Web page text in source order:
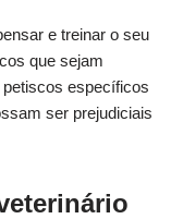
e treinar o seu
que sejam
específicos
ser prejudiciais